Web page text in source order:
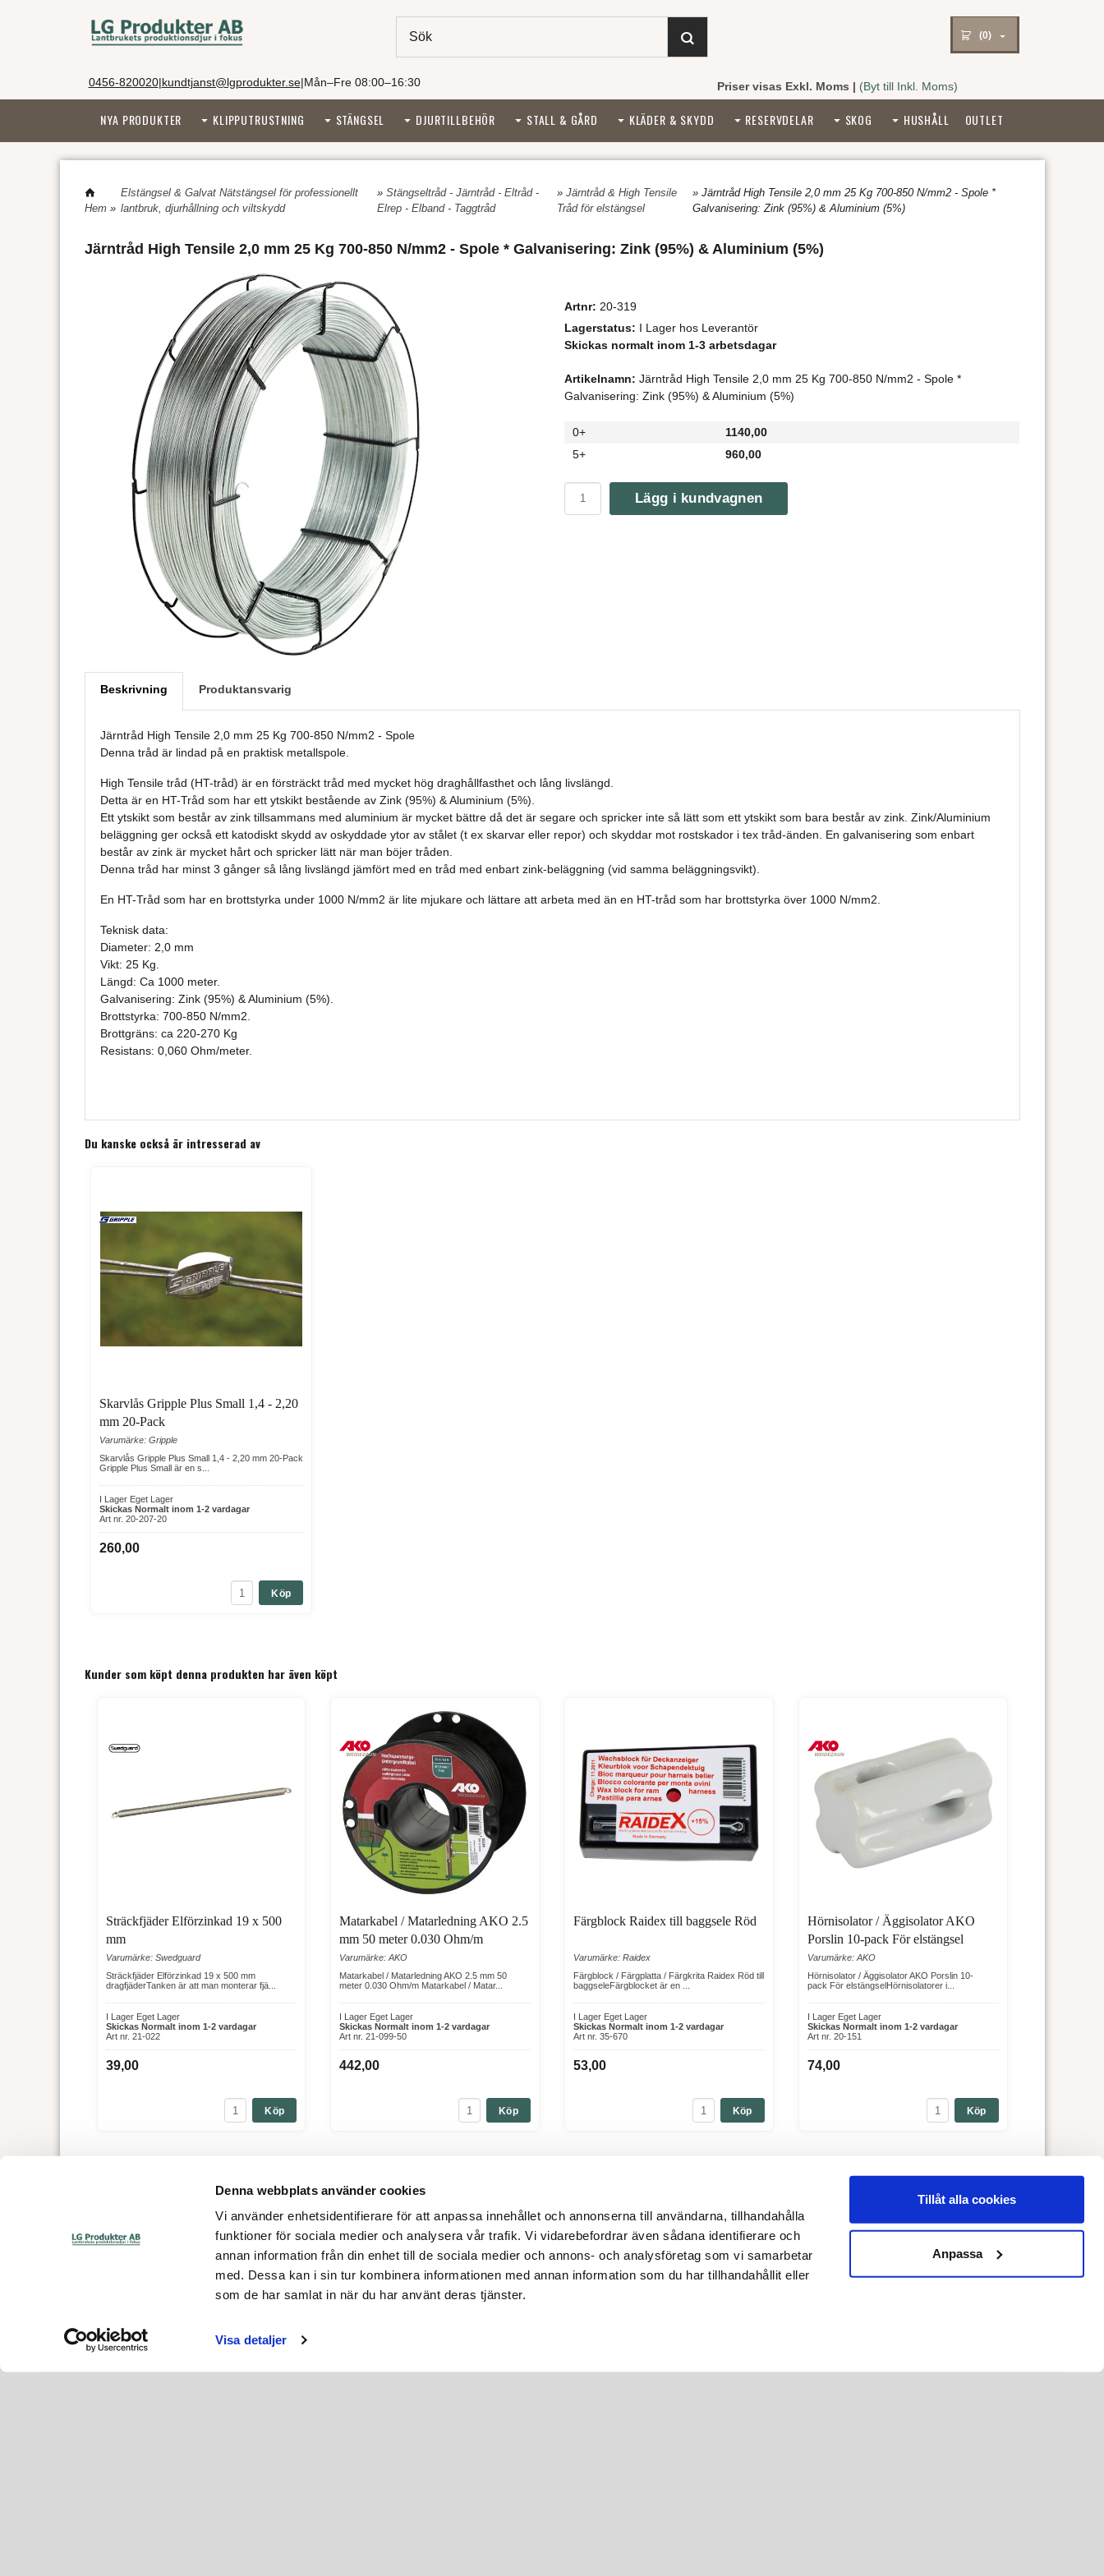
Denna webbplats använder cookies
Vi använder enhetsidentifierare för att anpassa innehållet och annonserna till användarna, tillhandahålla
funktioner för sociala medier och analysera vår trafik. Vi vidarebefordrar även sådana identifierare och
annan information från din enhet till de sociala medier och annons- och analysföretag som vi samarbetar
med. Dessa kan i sin tur kombinera informationen med annan information som du har tillhandahållit eller
som de har samlat in när du har använt deras tjänster.
Visa detaljer
Tillåt alla cookies
Anpassa
(0)
0456-820020|kundtjanst@lgprodukter.se|Mån–Fre 08:00–16:30 Priser visas Exkl. Moms | (Byt till Inkl. Moms)
NYA PRODUKTER KLIPPUTRUSTNING STÄNGSEL DJURTILLBEHÖR STALL & GÅRD KLÄDER & SKYDD RESERVDELAR SKOG HUSHÅLL OUTLET
Hem»
Elstängsel & Galvat Nätstängsel för professionellt
lantbruk, djurhållning och viltskydd
» Stängseltråd - Järntråd - Eltråd -
Elrep - Elband - Taggtråd
»Järntråd & High Tensile
Tråd för elstängsel
» Järntråd High Tensile 2,0 mm 25 Kg 700-850 N/mm2 - Spole *
Galvanisering: Zink (95%) & Aluminium (5%)
Järntråd High Tensile 2,0 mm 25 Kg 700-850 N/mm2 - Spole * Galvanisering: Zink (95%) & Aluminium (5%)
Artnr: 20-319
Lagerstatus: I Lager hos Leverantör
Skickas normalt inom 1-3 arbetsdagar
Artikelnamn: Järntråd High Tensile 2,0 mm 25 Kg 700-850 N/mm2 - Spole *
Galvanisering: Zink (95%) & Aluminium (5%)
0+
1140,00
5+
960,00
Lägg i kundvagnen
Beskrivning Produktansvarig
Järntråd High Tensile 2,0 mm 25 Kg 700-850 N/mm2 - Spole
Denna tråd är lindad på en praktisk metallspole.
High Tensile tråd (HT-tråd) är en försträckt tråd med mycket hög draghållfasthet och lång livslängd.
Detta är en HT-Tråd som har ett ytskikt bestående av Zink (95%) & Aluminium (5%).
Ett ytskikt som består av zink tillsammans med aluminium är mycket bättre då det är segare och spricker inte så lätt som ett ytskikt som bara består av zink. Zink/Aluminium
beläggning ger också ett katodiskt skydd av oskyddade ytor av stålet (t ex skarvar eller repor) och skyddar mot rostskador i tex tråd-änden. En galvanisering som enbart
består av zink är mycket hårt och spricker lätt när man böjer tråden.
Denna tråd har minst 3 gånger så lång livslängd jämfört med en tråd med enbart zink-beläggning (vid samma beläggningsvikt).
En HT-Tråd som har en brottstyrka under 1000 N/mm2 är lite mjukare och lättare att arbeta med än en HT-tråd som har brottstyrka över 1000 N/mm2.
Teknisk data:
Diameter: 2,0 mm
Vikt: 25 Kg.
Längd: Ca 1000 meter.
Galvanisering: Zink (95%) & Aluminium (5%).
Brottstyrka: 700-850 N/mm2.
Brottgräns: ca 220-270 Kg
Resistans: 0,060 Ohm/meter.
Du kanske också är intresserad av
Skarvlås Gripple Plus Small 1,4 - 2,20
mm 20-Pack
Varumärke: Gripple
Skarvlås Gripple Plus Small 1,4 - 2,20 mm 20-Pack
Gripple Plus Small är en s...
I Lager Eget Lager
Skickas Normalt inom 1-2 vardagar
Art nr. 20-207-20
260,00
Köp
Kunder som köpt denna produkten har även köpt
Sträckfjäder Elförzinkad 19 x 500
mm
Varumärke: Swedguard
Sträckfjäder Elförzinkad 19 x 500 mm
dragfjäderTanken är att man monterar fjä...
I Lager Eget Lager
Skickas Normalt inom 1-2 vardagar
Art nr. 21-022
39,00
Köp
Matarkabel / Matarledning AKO 2.5
mm 50 meter 0.030 Ohm/m
Varumärke: AKO
Matarkabel / Matarledning AKO 2.5 mm 50
meter 0.030 Ohm/m Matarkabel / Matar...
I Lager Eget Lager
Skickas Normalt inom 1-2 vardagar
Art nr. 21-099-50
442,00
Köp
Färgblock Raidex till baggsele Röd
Varumärke: Raidex
Färgblock / Färgplatta / Färgkrita Raidex Röd till
baggseleFärgblocket är en ...
I Lager Eget Lager
Skickas Normalt inom 1-2 vardagar
Art nr. 35-670
53,00
Köp
Hörnisolator / Äggisolator AKO
Porslin 10-pack För elstängsel
Varumärke: AKO
Hörnisolator / Äggisolator AKO Porslin 10-
pack För elstängselHörnisolatorer i...
I Lager Eget Lager
Skickas Normalt inom 1-2 vardagar
Art nr. 20-151
74,00
Köp
Om oss
Köpvillkor
Reklamationer